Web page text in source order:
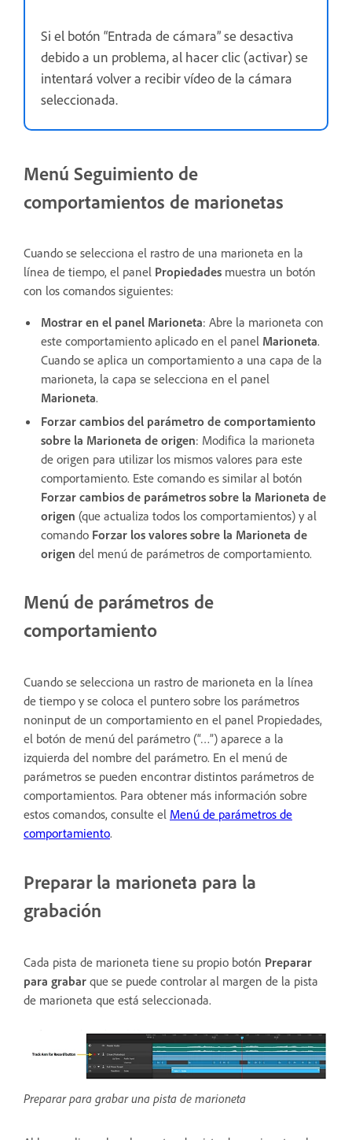
Si el botón “Entrada de cámara” se desactiva
debido a un problema, al hacer clic (activar) se
intentará volver a recibir vídeo de la cámara
seleccionada.
Menú Seguimiento de
comportamientos de marionetas
Cuando se selecciona el rastro de una marioneta en la
línea de tiempo, el panel Propiedades muestra un botón
con los comandos siguientes:
Mostrar en el panel Marioneta: Abre la marioneta con
este comportamiento aplicado en el panel Marioneta.
Cuando se aplica un comportamiento a una capa de la
marioneta, la capa se selecciona en el panel
Marioneta.
Forzar cambios del parámetro de comportamiento
sobre la Marioneta de origen: Modifica la marioneta
de origen para utilizar los mismos valores para este
comportamiento. Este comando es similar al botón
Forzar cambios de parámetros sobre la Marioneta de
origen (que actualiza todos los comportamientos) y al
comando Forzar los valores sobre la Marioneta de
origen del menú de parámetros de comportamiento.
Menú de parámetros de
comportamiento
Cuando se selecciona un rastro de marioneta en la línea
de tiempo y se coloca el puntero sobre los parámetros
noninput de un comportamiento en el panel Propiedades,
el botón de menú del parámetro (“…”) aparece a la
izquierda del nombre del parámetro. En el menú de
parámetros se pueden encontrar distintos parámetros de
comportamientos. Para obtener más información sobre
estos comandos, consulte el Menú de parámetros de
comportamiento.
Preparar la marioneta para la
grabación
Cada pista de marioneta tiene su propio botón Preparar
para grabar que se puede controlar al margen de la pista
de marioneta que está seleccionada.
Preparar para grabar una pista de marioneta